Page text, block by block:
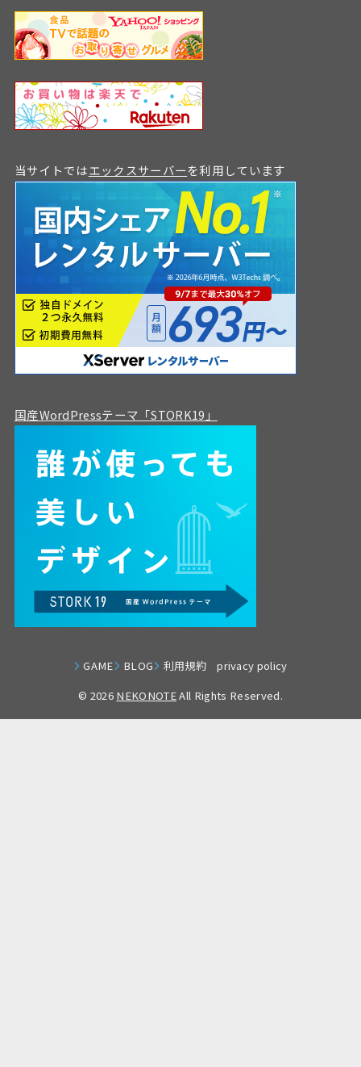
当サイトではエックスサーバーを利用しています
国産WordPressテーマ「STORK19」
GAME BLOG
利用規約 privacy policy
© 2026 NEKONOTEAll Rights Reserved.